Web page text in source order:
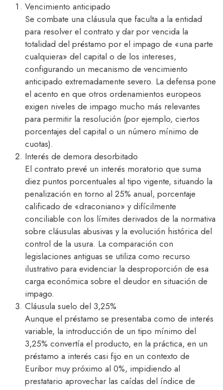
Vencimiento anticipado
Se combate una cláusula que faculta a la entidad
para resolver el contrato y dar por vencida la
totalidad del préstamo por el impago de «una parte
cualquiera» del capital o de los intereses,
configurando un mecanismo de vencimiento
anticipado extremadamente severo. La defensa pone
el acento en que otros ordenamientos europeos
exigen niveles de impago mucho más relevantes
para permitir la resolución (por ejemplo, ciertos
porcentajes del capital o un número mínimo de
cuotas).
Interés de demora desorbitado
El contrato prevé un interés moratorio que suma
diez puntos porcentuales al tipo vigente, situando la
penalización en torno al 25% anual, porcentaje
calificado de «draconiano» y difícilmente
conciliable con los límites derivados de la normativa
sobre cláusulas abusivas y la evolución histórica del
control de la usura. La comparación con
legislaciones antiguas se utiliza como recurso
ilustrativo para evidenciar la desproporción de esa
carga económica sobre el deudor en situación de
impago.​
Cláusula suelo del 3,25%
Aunque el préstamo se presentaba como de interés
variable, la introducción de un tipo mínimo del
3,25% convertía el producto, en la práctica, en un
préstamo a interés casi fijo en un contexto de
Euribor muy próximo al 0%, impidiendo al
prestatario aprovechar las caídas del índice de